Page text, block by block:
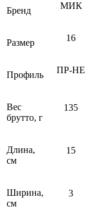
Бренд МИК
Размер 16
Профиль ПР-НЕ
Вес
брутто, г
135
Длина,
см
15
Ширина,
см
3